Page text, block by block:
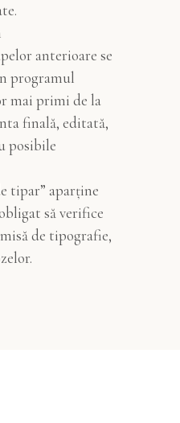
anterioare se
programul
mai primi de la
finală, editată,
posibile
tipar” aparține
să verifice
de tipografie,